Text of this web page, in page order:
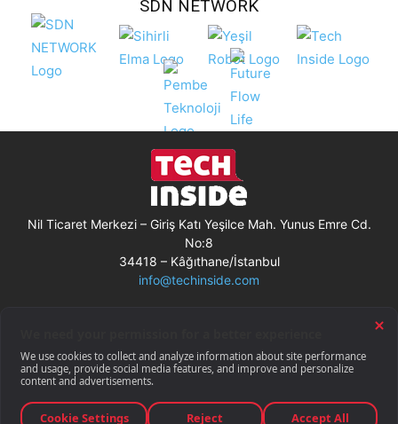
SDN NETWORK
Nil Ticaret Merkezi – Giriş Katı Yeşilce Mah. Yunus Emre Cd.
No:8
34418 – Kâğıthane/İstanbul
info@techinside.com
Gizlilik Bildirimi
RSS
© Techinside.com, İnternet Medyası